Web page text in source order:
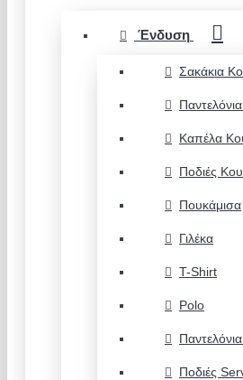
Ένδυση
Σακάκια
Καπέλα
Ποδιές
Πουκάμισα
Γιλέκα
T-Shirt
Polo
Ποδιές